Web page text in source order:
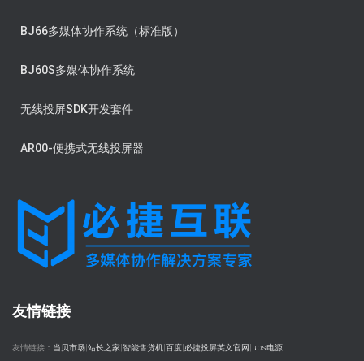
BJ66多媒体协作系统（标准版）
BJ60S多媒体协作系统
无线投屏SDK开发套件
AR00-便携式无线投屏器
友情链接
友情链接： 当贝市场 站长之家 智能售货机 百度 必捷投屏英文官网 ups电源